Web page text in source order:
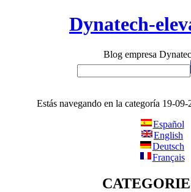
Dynatech-
Blog empresa
Estás navegando en la categoría 19-
Español
English
Deutsch
Français